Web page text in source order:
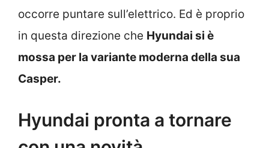
occorre puntare sull’elettrico. Ed è proprio
in questa direzione che Hyundai si è
mossa per la variante moderna della sua
Casper.
Hyundai pronta a tornare